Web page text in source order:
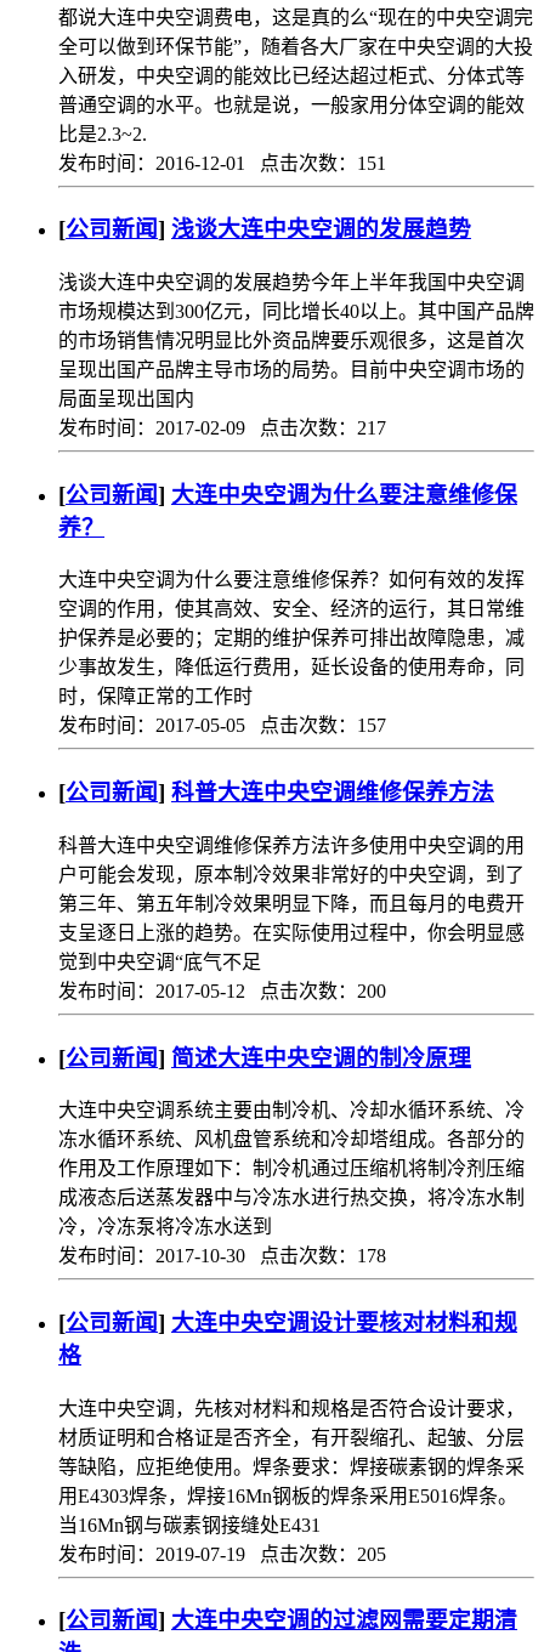
都说大连中央空调费电，这是真的么“现在的中央空调完
全可以做到环保节能”，随着各大厂家在中央空调的大投
入研发，中央空调的能效比已经达超过柜式、分体式等
普通空调的水平。也就是说，一般家用分体空调的能效
比是2.3~2.
发布时间：2016-12-01 点击次数：151
[公司新闻] 浅谈大连中央空调的发展趋势
浅谈大连中央空调的发展趋势今年上半年我国中央空调
市场规模达到300亿元，同比增长40以上。其中国产品牌
的市场销售情况明显比外资品牌要乐观很多，这是首次
呈现出国产品牌主导市场的局势。目前中央空调市场的
局面呈现出国内
发布时间：2017-02-09 点击次数：217
[公司新闻] 大连中央空调为什么要注意维修保
养？
大连中央空调为什么要注意维修保养？如何有效的发挥
空调的作用，使其高效、安全、经济的运行，其日常维
护保养是必要的；定期的维护保养可排出故障隐患，减
少事故发生，降低运行费用，延长设备的使用寿命，同
时，保障正常的工作时
发布时间：2017-05-05 点击次数：157
[公司新闻] 科普大连中央空调维修保养方法
科普大连中央空调维修保养方法许多使用中央空调的用
户可能会发现，原本制冷效果非常好的中央空调，到了
第三年、第五年制冷效果明显下降，而且每月的电费开
支呈逐日上涨的趋势。在实际使用过程中，你会明显感
觉到中央空调“底气不足
发布时间：2017-05-12 点击次数：200
[公司新闻] 简述大连中央空调的制冷原理
大连中央空调系统主要由制冷机、冷却水循环系统、冷
冻水循环系统、风机盘管系统和冷却塔组成。各部分的
作用及工作原理如下：制冷机通过压缩机将制冷剂压缩
成液态后送蒸发器中与冷冻水进行热交换，将冷冻水制
冷，冷冻泵将冷冻水送到
发布时间：2017-10-30 点击次数：178
[公司新闻] 大连中央空调设计要核对材料和规
格
大连中央空调，先核对材料和规格是否符合设计要求，
材质证明和合格证是否齐全，有开裂缩孔、起皱、分层
等缺陷，应拒绝使用。焊条要求：焊接碳素钢的焊条采
用E4303焊条，焊接16Mn钢板的焊条采用E5016焊条。
当16Mn钢与碳素钢接缝处E431
发布时间：2019-07-19 点击次数：205
[公司新闻] 大连中央空调的过滤网需要定期清